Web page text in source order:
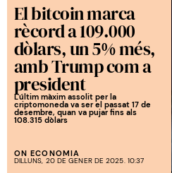
El bitcoin marca
rècord a 109.000
dòlars, un 5% més,
amb Trump com a
president
L'últim màxim assolit per la
criptomoneda va ser el passat 17 de
desembre, quan va pujar fins als
108.315 dòlars
ON ECONOMIA
DILLUNS, 20 DE GENER DE 2025. 10:37